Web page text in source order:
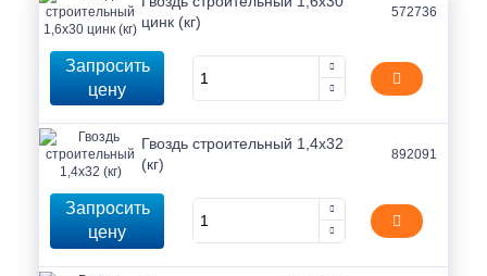
цинк (кг)
572736
Запросить
цену
Гвоздь строительный 1,4х32
(кг)
892091
Запросить
цену